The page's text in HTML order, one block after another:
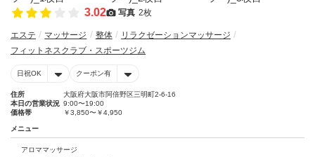
3.02 写真 2枚
エステ マッサージ 整体
リラクゼーションマッサージ
フィットネスクラブ・スポーツジム
日祝OK クーポン有
住所
大阪府大阪市阿倍野区三明町2-6-16
本日の営業状況 9:00〜19:00
価格帯
￥3,850〜￥4,950
メニュー
アロママッサージ